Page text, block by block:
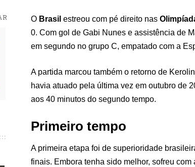
O Brasil estreou com pé direito nas
0. Com gol de Gabi Nunes e assistência de
em segundo no grupo C, empatado com a
A partida marcou também o retorno de
havia atuado pela última vez em outubro de
aos 40 minutos do segundo tempo.
Primeiro tempo
A primeira etapa foi de superioridade
finais. Embora tenha sido melhor, sofreu